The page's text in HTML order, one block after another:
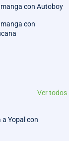
con Autoboy
con
Ver todos
a Yopal con